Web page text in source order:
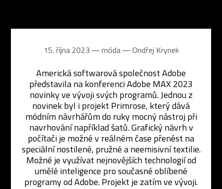
15. října 2023 ― móda ―Ondřej Krynek
Americká softwarová společnost Adobe
představila na konferenci Adobe MAX 2023
novinky ve vývoji svých programů. Jednou z
novinek byl i projekt Primrose, který dává
módním návrhářům do ruky mocný nástroj při
navrhování například šatů. Grafický návrh v
počítači je možné v reálném čase přenést na
speciální nostilené, pružné a neemisivní textilie.
Možné je využívat nejnovějších technologií od
umělé inteligence pro současné oblíbené
programy od Adobe. Projekt je zatím ve vývoji.